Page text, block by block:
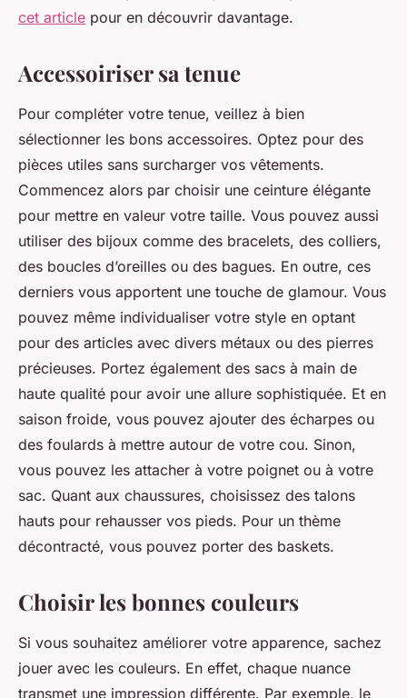
cet article pour en découvrir davantage.
Accessoiriser sa tenue
Pour compléter votre tenue, veillez à bien
sélectionner les bons accessoires. Optez pour des
pièces utiles sans surcharger vos vêtements.
Commencez alors par choisir une ceinture élégante
pour mettre en valeur votre taille. Vous pouvez aussi
utiliser des bijoux comme des bracelets, des colliers,
des boucles d’oreilles ou des bagues. En outre, ces
derniers vous apportent une touche de glamour. Vous
pouvez même individualiser votre style en optant
pour des articles avec divers métaux ou des pierres
précieuses. Portez également des sacs à main de
haute qualité pour avoir une allure sophistiquée. Et en
saison froide, vous pouvez ajouter des écharpes ou
des foulards à mettre autour de votre cou. Sinon,
vous pouvez les attacher à votre poignet ou à votre
sac. Quant aux chaussures, choisissez des talons
hauts pour rehausser vos pieds. Pour un thème
décontracté, vous pouvez porter des baskets.
Choisir les bonnes couleurs
Si vous souhaitez améliorer votre apparence, sachez
jouer avec les couleurs. En effet, chaque nuance
transmet une impression différente. Par exemple, le